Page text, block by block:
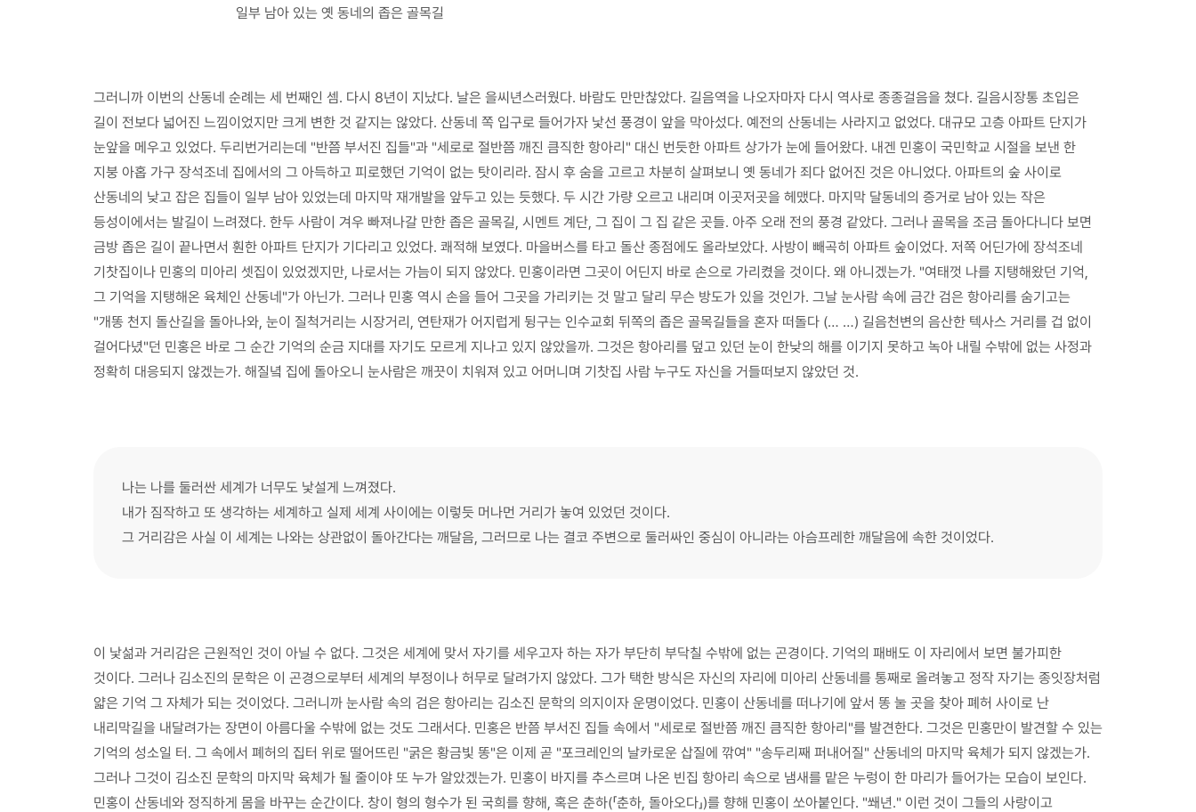
일부 남아 있는 옛 동네의 좁은 골목길
그러니까 이번의 산동네 순례는 세 번째인 셈. 다시 8년이 지났다. 날은 을씨년스러웠다. 바람도 만만찮았다. 길음역을 나오자마자 다시 역사로 종종걸음을 쳤다. 길음시장통 초입은
길이 전보다 넓어진 느낌이었지만 크게 변한 것 같지는 않았다. 산동네 쪽 입구로 들어가자 낯선 풍경이 앞을 막아섰다. 예전의 산동네는 사라지고 없었다. 대규모 고층 아파트 단지가
눈앞을 메우고 있었다. 두리번거리는데 "반쯤 부서진 집들"과 "세로로 절반쯤 깨진 큼직한 항아리" 대신 번듯한 아파트 상가가 눈에 들어왔다. 내겐 민홍이 국민학교 시절을 보낸 한
지붕 아홉 가구 장석조네 집에서의 그 아득하고 피로했던 기억이 없는 탓이리라. 잠시 후 숨을 고르고 차분히 살펴보니 옛 동네가 죄다 없어진 것은 아니었다. 아파트의 숲 사이로
산동네의 낮고 잡은 집들이 일부 남아 있었는데 마지막 재개발을 앞두고 있는 듯했다. 두 시간 가량 오르고 내리며 이곳저곳을 헤맸다. 마지막 달동네의 증거로 남아 있는 작은
등성이에서는 발길이 느려졌다. 한두 사람이 겨우 빠져나갈 만한 좁은 골목길, 시멘트 계단, 그 집이 그 집 같은 곳들. 아주 오래 전의 풍경 같았다. 그러나 골목을 조금 돌아다니다 보면
금방 좁은 길이 끝나면서 훤한 아파트 단지가 기다리고 있었다. 쾌적해 보였다. 마을버스를 타고 돌산 종점에도 올라보았다. 사방이 빼곡히 아파트 숲이었다. 저쪽 어딘가에 장석조네
기찻집이나 민홍의 미아리 셋집이 있었겠지만, 나로서는 가늠이 되지 않았다. 민홍이라면 그곳이 어딘지 바로 손으로 가리켰을 것이다. 왜 아니겠는가. "여태껏 나를 지탱해왔던 기억,
그 기억을 지탱해온 육체인 산동네"가 아닌가. 그러나 민홍 역시 손을 들어 그곳을 가리키는 것 말고 달리 무슨 방도가 있을 것인가. 그날 눈사람 속에 금간 검은 항아리를 숨기고는
"개똥 천지 돌산길을 돌아나와, 눈이 질척거리는 시장거리, 연탄재가 어지럽게 뒹구는 인수교회 뒤쪽의 좁은 골목길들을 혼자 떠돌다 (… …) 길음천변의 음산한 텍사스 거리를 겁 없이
걸어다녔"던 민홍은 바로 그 순간 기억의 순금 지대를 자기도 모르게 지나고 있지 않았을까. 그것은 항아리를 덮고 있던 눈이 한낮의 해를 이기지 못하고 녹아 내릴 수밖에 없는 사정과
정확히 대응되지 않겠는가. 해질녘 집에 돌아오니 눈사람은 깨끗이 치워져 있고 어머니며 기찻집 사람 누구도 자신을 거들떠보지 않았던 것.
나는 나를 둘러싼 세계가 너무도 낯설게 느껴졌다.
내가 짐작하고 또 생각하는 세계하고 실제 세계 사이에는 이렇듯 머나먼 거리가 놓여 있었던 것이다.
그 거리감은 사실 이 세계는 나와는 상관없이 돌아간다는 깨달음, 그러므로 나는 결코 주변으로 둘러싸인 중심이 아니라는 아슴프레한 깨달음에 속한 것이었다.
이 낯섦과 거리감은 근원적인 것이 아닐 수 없다. 그것은 세계에 맞서 자기를 세우고자 하는 자가 부단히 부닥칠 수밖에 없는 곤경이다. 기억의 패배도 이 자리에서 보면 불가피한
것이다. 그러나 김소진의 문학은 이 곤경으로부터 세계의 부정이나 허무로 달려가지 않았다. 그가 택한 방식은 자신의 자리에 미아리 산동네를 통째로 올려놓고 정작 자기는 종잇장처럼
얇은 기억 그 자체가 되는 것이었다. 그러니까 눈사람 속의 검은 항아리는 김소진 문학의 의지이자 운명이었다. 민홍이 산동네를 떠나기에 앞서 똥 눌 곳을 찾아 폐허 사이로 난
내리막길을 내달려가는 장면이 아름다울 수밖에 없는 것도 그래서다. 민홍은 반쯤 부서진 집들 속에서 "세로로 절반쯤 깨진 큼직한 항아리"를 발견한다. 그것은 민홍만이 발견할 수 있는
기억의 성소일 터. 그 속에서 폐허의 집터 위로 떨어뜨린 "굵은 황금빛 똥"은 이제 곧 "포크레인의 날카로운 삽질에 깎여" "송두리째 퍼내어질" 산동네의 마지막 육체가 되지 않겠는가.
그러나 그것이 김소진 문학의 마지막 육체가 될 줄이야 또 누가 알았겠는가. 민홍이 바지를 추스르며 나온 빈집 항아리 속으로 냄새를 맡은 누렁이 한 마리가 들어가는 모습이 보인다.
민홍이 산동네와 정직하게 몸을 바꾸는 순간이다. 창이 형의 형수가 된 국희를 향해, 혹은 춘하(「춘하, 돌아오다」)를 향해 민홍이 쏘아붙인다. "쐐년." 이런 것이 그들의 사랑이고